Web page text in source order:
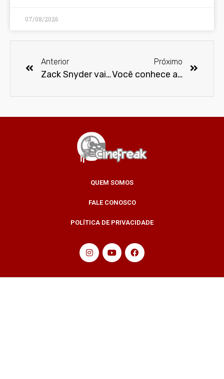
07/08/2026
Anterior
Zack Snyder vai desenvolver remake de “Fuga de Nova York”
Próximo
Você conhece a origem da pipoca?
QUEM SOMOS
FALE CONOSCO
POLÍTICA DE PRIVACIDADE